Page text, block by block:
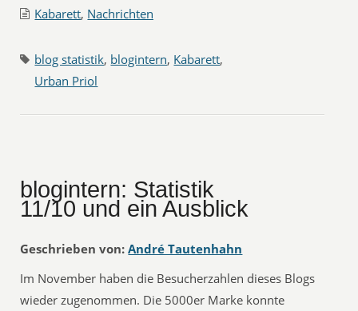
Kabarett, Nachrichten
blog statistik, blogintern, Kabarett,
Urban Priol
blogintern: Statistik
11/10 und ein Ausblick
Geschrieben von: André Tautenhahn
Im November haben die Besucherzahlen dieses Blogs
wieder zugenommen. Die 5000er Marke konnte